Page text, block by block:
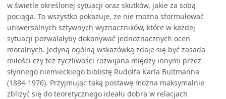
w świetle określonej sytuacji oraz skutków, jakie za sobą
pociąga. To wszystko pokazuje, że nie można sformułować
uniwersalnych sztywnych wyznaczników, które w każdej
sytuacji pozwalałyby dokonywać jednoznacznych ocen
moralnych. Jedyną ogólną wskazówką zdaje się być zasada
miłości czy też życzliwości rozwijana między innymi przez
słynnego niemieckiego biblistę Rudolfa Karla Bultmanna
(1884-1976). Przyjmując taką postawę można maksymalnie
zbliżyć się do teoretycznego ideału dobra w relacjach